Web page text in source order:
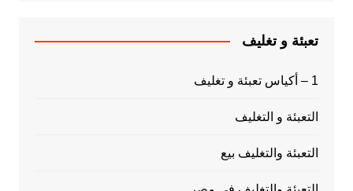
تعبئة و تغليف
1 – أكياس تعبئة و تغليف
التعبئة و التغليف
التعبئة والتغليف بيع